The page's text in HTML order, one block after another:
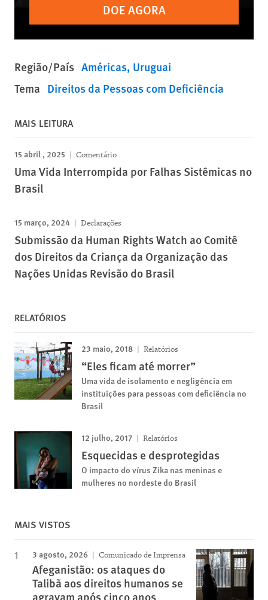
DOE AGORA
Região/País Américas Uruguai
Tema Direitos da Pessoas com Deficiência
MAIS LEITURA
15 abril , 2025 Comentário
Uma Vida Interrompida por Falhas Sistêmicas no
Brasil
15 março, 2024 Declarações
Submissão da Human Rights Watch ao Comitê
dos Direitos da Criança da Organização das
Nações Unidas Revisão do Brasil
RELATÓRIOS
23 maio, 2018 Relatórios
“Eles ficam até morrer”
Uma vida de isolamento e negligência em
instituições para pessoas com deficiência no
Brasil
12 julho, 2017 Relatórios
Esquecidas e desprotegidas
O impacto do vírus Zika nas meninas e
mulheres no nordeste do Brasil
MAIS VISTOS
3 agosto, 2026 Comunicado de Imprensa
Afeganistão: os ataques do
Talibã aos direitos humanos se
agravam após cinco anos